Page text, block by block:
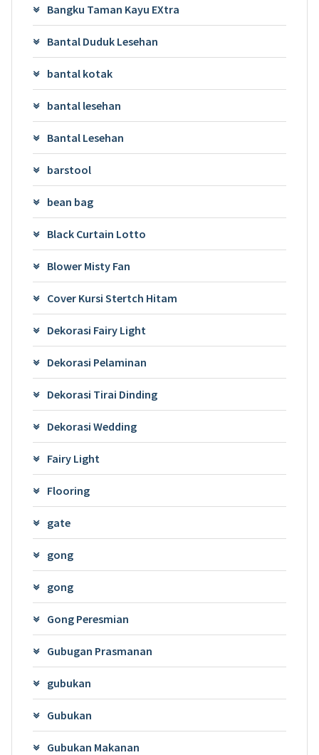
Bangku Taman Kayu EXtra
Bantal Duduk Lesehan
bantal kotak
bantal lesehan
Bantal Lesehan
barstool
bean bag
Black Curtain Lotto
Blower Misty Fan
Cover Kursi Stertch Hitam
Dekorasi Fairy Light
Dekorasi Pelaminan
Dekorasi Tirai Dinding
Dekorasi Wedding
Fairy Light
Flooring
gate
gong
gong
Gong Peresmian
Gubugan Prasmanan
gubukan
Gubukan
Gubukan Makanan